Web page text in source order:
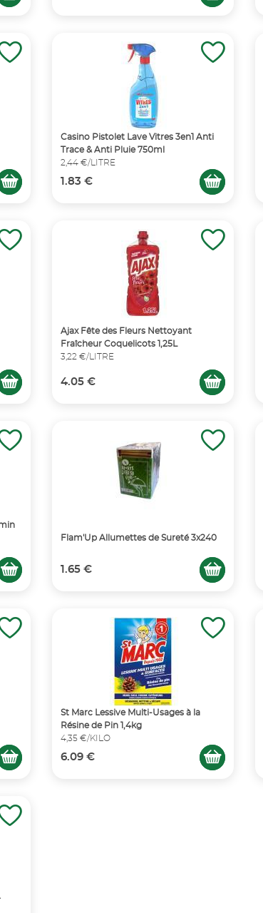
Casino Pistolet Lave Vitres 3en1 Anti
Trace & Anti Pluie 750ml
2,44 €/LITRE
1.83 €
Ajax Fête des Fleurs Nettoyant
Fraîcheur Coquelicots 1,25L
3,22 €/LITRE
4.05 €
Flam'Up Allumettes de Sureté 3x240
1.65 €
St Marc Lessive Multi-Usages à la
Résine de Pin 1,4kg
4,35 €/KILO
6.09 €